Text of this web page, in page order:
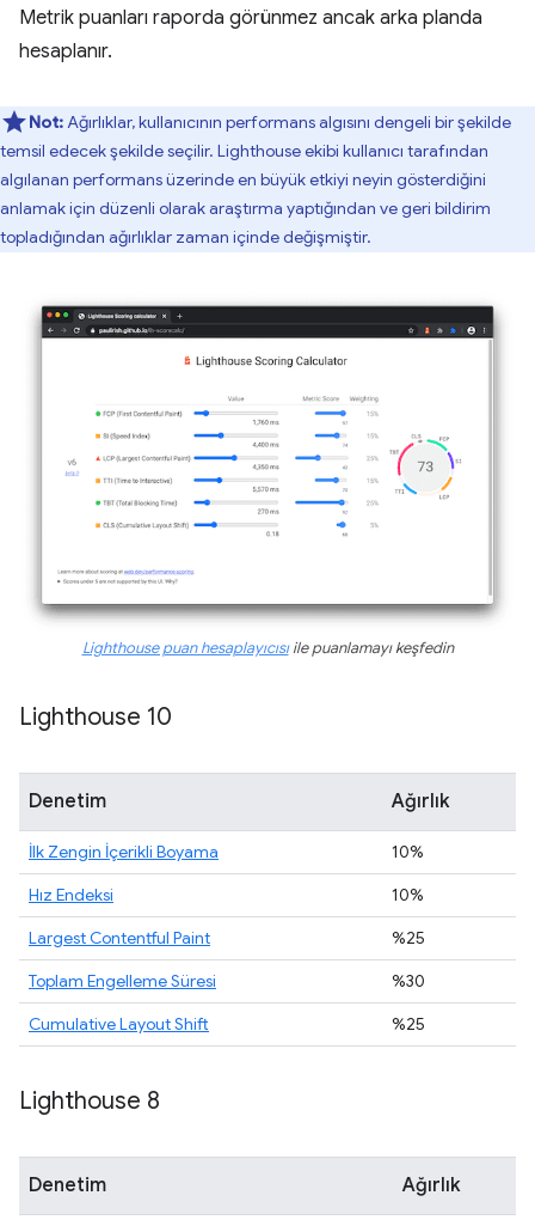
Metrik puanları raporda görünmez ancak arka planda
hesaplanır.
Not:Ağırlıklar, kullanıcının performans algısını dengeli bir şekilde
temsil edecek şekilde seçilir. Lighthouse ekibi kullanıcı tarafından
algılanan performans üzerinde en büyük etkiyi neyin gösterdiğini
anlamak için düzenli olarak araştırma yaptığından ve geri bildirim
topladığından ağırlıklar zaman içinde değişmiştir.
Lighthouse puan hesaplayıcısıile puanlamayı keşfedin
Lighthouse 10
Denetim Ağırlık
İlk Zengin İçerikli Boyama
10%
Hız Endeksi
10%
Largest Contentful Paint
%25
Toplam Engelleme Süresi
%30
Cumulative Layout Shift
%25
Lighthouse 8
Denetim Ağırlık